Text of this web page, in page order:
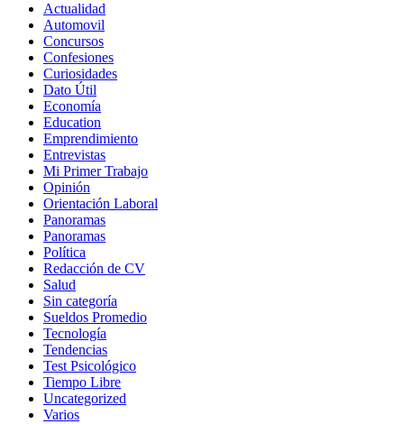
Actualidad
Automovil
Concursos
Confesiones
Curiosidades
Dato Útil
Economía
Education
Emprendimiento
Entrevistas
Mi Primer Trabajo
Opinión
Orientación Laboral
Panoramas
Panoramas
Política
Redacción de CV
Salud
Sin categoría
Sueldos Promedio
Tecnología
Tendencias
Test Psicológico
Tiempo Libre
Uncategorized
Varios